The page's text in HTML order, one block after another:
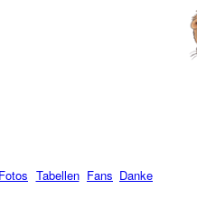
Fotos Tabellen Fans Danke